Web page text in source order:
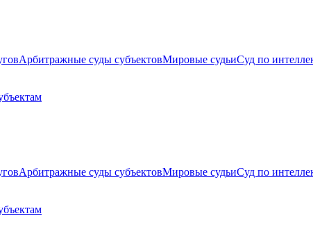
Арбитражные суды субъектовМировые судьиСуд по
Арбитражные суды субъектовМировые судьиСуд по